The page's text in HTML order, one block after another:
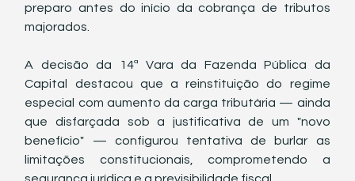
preparo antes do início da cobrança de tributos
majorados.
A decisão da 14ª Vara da Fazenda Pública da
Capital destacou que a reinstituição do regime
especial com aumento da carga tributária — ainda
que disfarçada sob a justificativa de um "novo
benefício" — configurou tentativa de burlar as
limitações constitucionais, comprometendo a